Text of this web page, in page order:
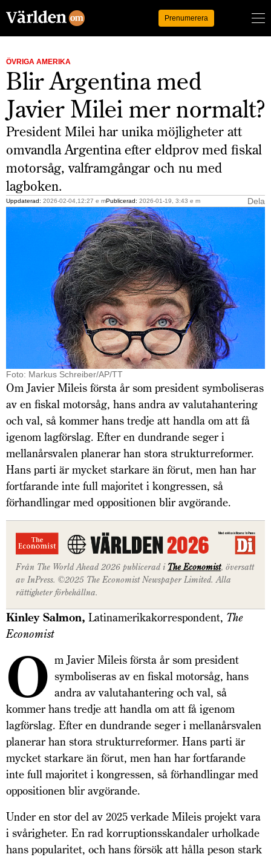
Prenumerera
ÖVRIGA AMERIKA
Blir Argentina med
Javier Milei mer normalt?
President Milei har unika möjligheter att
omvandla Argentina efter eldprov med fiskal
motorsåg, valframgångar och nu med
lagboken.
Uppdaterad: 2026-02-04,12:27 e mPublicerad: 2026-01-19, 3:43 e m Dela
Foto: Markus Schreiber/AP/TT
Om Javier Mileis första år som president symboliseras
av en fiskal motorsåg, hans andra av valutahantering
och val, så kommer hans tredje att handla om att få
igenom lagförslag. Efter en dundrande seger i
mellanårsvalen planerar han stora strukturreformer.
Hans parti är mycket starkare än förut, men han har
fortfarande inte full majoritet i kongressen, så
förhandlingar med oppositionen blir avgörande.
Från The World Ahead 2026 publicerad i The Economist, översatt
av InPress. ©2025 The Economist Newspaper Limited. Alla
rättigheter förbehållna.
Kinley Salmon, Latinamerikakorrespondent, The
Economist
O m Javier Mileis första år som president
symboliseras av en fiskal motorsåg, hans
andra av valutahantering och val, så
kommer hans tredje att handla om att få igenom
lagförslag. Efter en dundrande seger i mellanårsvalen
planerar han stora strukturreformer. Hans parti är
mycket starkare än förut, men han har fortfarande
inte full majoritet i kongressen, så förhandlingar med
oppositionen blir avgörande.
Under en stor del av 2025 verkade Mileis projekt vara
i svårigheter. En rad korruptionsskandaler urholkade
hans popularitet, och hans försök att hålla peson stark